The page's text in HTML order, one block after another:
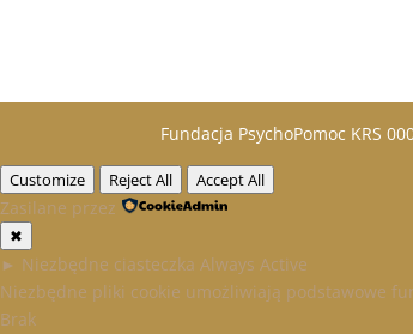
Fundacja PsychoPomoc KRS
Customize Reject All Accept All
Zasilane przez
✖
► Niezbędne ciasteczka Always Active
Niezbędne pliki cookie umożliwiają podstawowe
Brak